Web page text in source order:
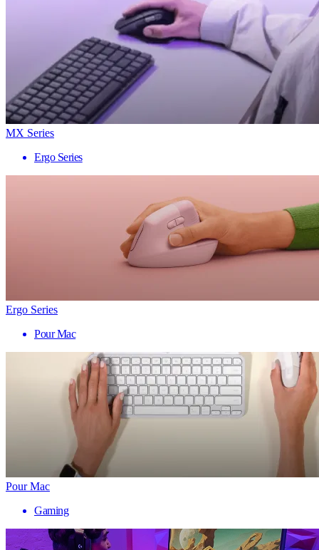
MX Series
Ergo Series
Ergo Series
Pour Mac
Pour Mac
Gaming